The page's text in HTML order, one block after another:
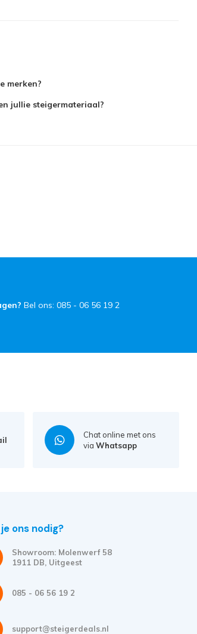
merken?
jullie steigermateriaal?
Bel ons: 085 - 06 56 19 2
Chat online met ons
viaWhatsapp
ons nodig?
Showroom: Molenwerf 58
1911 DB, Uitgeest
085 - 06 56 19 2
support@steigerdeals.nl